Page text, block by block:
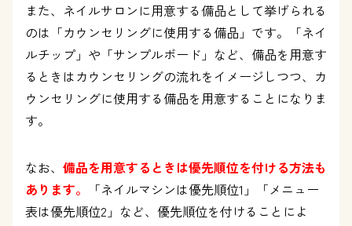
また、ネイルサロンに用意する備品として挙げられる
のは「カウンセリングに使用する備品」です。「ネイ
ルチップ」や「サンプルボード」など、備品を用意す
るときはカウンセリングの流れをイメージしつつ、カ
ウンセリングに使用する備品を用意することになりま
す。
なお、 備品を用意するときは優先順位を付ける方法も
あります。
「ネイルマシンは優先順位1」「メニュー
表は優先順位2」など、優先順位を付けることによ